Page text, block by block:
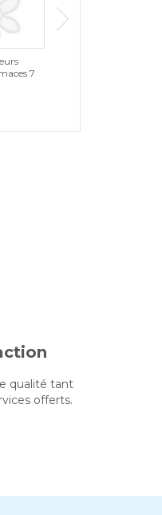
7
qualité tant
offerts.